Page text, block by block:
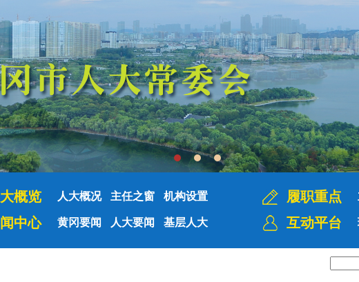
概览 人大概况 主任之窗 机构设置
中心 黄冈要闻 人大要闻 基层人大
履职重点
互动平台